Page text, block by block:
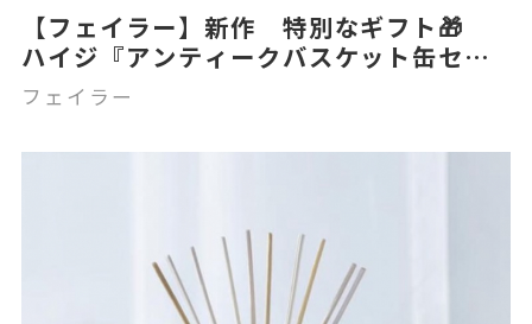
【フェイラー】新作 特別なギフト🎁
ハイジ『アンティークバスケット缶セッ
ト』
フェイラー